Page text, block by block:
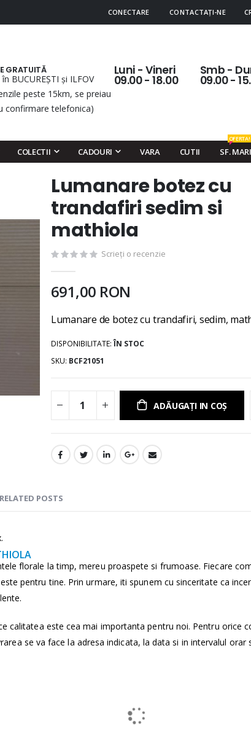
CONECTARE CONTACTAȚI-NE
GRATUITĂ
BUCUREȘTI și ILFOV
peste 15km, se preiau
confirmare telefonica)
Luni - Vineri
09.00 - 18.00
Smb -
09.00 -
COLECTII CADOURI VARA CUTII SF.
OFERTA!
Skip
the
beginning
the
images
gallery
Lumanare botez cu
trandafiri sedim si
mathiola
Scrieți o recenzie
691,00 RON
Lumanare de botez cu trandafiri, sedim,
DISPONIBILITATE: ÎN STOC
SKU BCF21051
ADĂUGAȚI IN COȘ
florale la timp, mereu proaspete si frumoase. Fiecare
pentru tine. Prin urmare, iti spunem cu sinceritate ca
calitatea este cea mai importanta pentru noi. Pentru orice
se va face la adresa indicata, la data si in intervalul orar
RELATED POSTS